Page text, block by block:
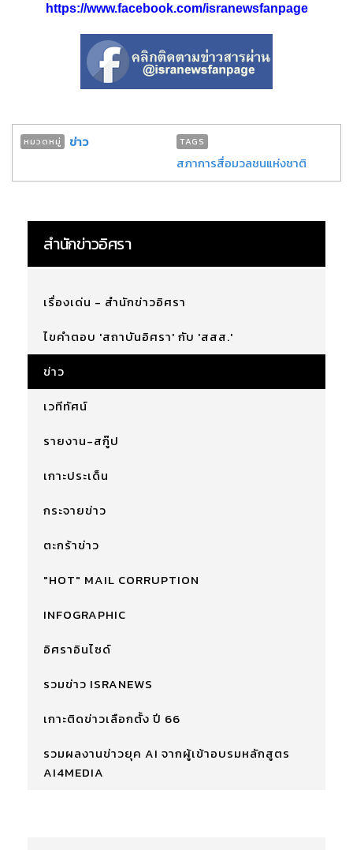
https://www.facebook.com/isranewsfanpage
หมวดหมู่ ข่าว TAGS
สภาการสื่อมวลชนแห่งชาติ
สำนักข่าวอิศรา
เรื่องเด่น - สำนักข่าวอิศรา
ไขคำตอบ 'สถาบันอิศรา' กับ 'สสส.'
ข่าว
เวทีทัศน์
รายงาน-สกู๊ป
เกาะประเด็น
กระจายข่าว
ตะกร้าข่าว
"HOT" MAIL CORRUPTION
INFOGRAPHIC
อิศราอินไซด์
รวมข่าว ISRANEWS
เกาะติดข่าวเลือกตั้ง ปี 66
รวมผลงานข่าวยุค AI จากผู้เข้าอบรมหลักสูตร
AI4MEDIA